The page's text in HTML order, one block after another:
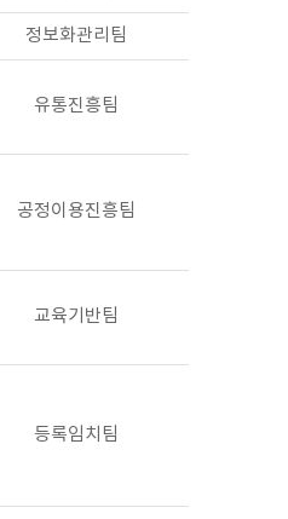
정보화관리팀
유통진흥팀
공정이용진흥팀
교육기반팀
등록임치팀